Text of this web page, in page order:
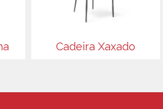
Cadeira Xaxado